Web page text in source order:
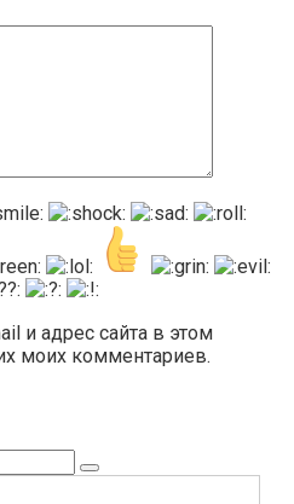
и адрес сайта в этом
моих комментариев.